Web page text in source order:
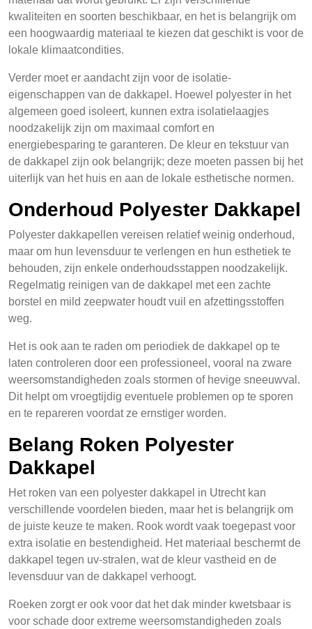
kwaliteiten en soorten beschikbaar, en het is belangrijk om
een hoogwaardig materiaal te kiezen dat geschikt is voor de
lokale klimaatcondities.
Verder moet er aandacht zijn voor de isolatie-
eigenschappen van de dakkapel. Hoewel polyester in het
algemeen goed isoleert, kunnen extra isolatielaagjes
noodzakelijk zijn om maximaal comfort en
energiebesparing te garanteren. De kleur en tekstuur van
de dakkapel zijn ook belangrijk; deze moeten passen bij het
uiterlijk van het huis en aan de lokale esthetische normen.
Onderhoud Polyester Dakkapel
Polyester dakkapellen vereisen relatief weinig onderhoud,
maar om hun levensduur te verlengen en hun esthetiek te
behouden, zijn enkele onderhoudsstappen noodzakelijk.
Regelmatig reinigen van de dakkapel met een zachte
borstel en mild zeepwater houdt vuil en afzettingsstoffen
weg.
Het is ook aan te raden om periodiek de dakkapel op te
laten controleren door een professioneel, vooral na zware
weersomstandigheden zoals stormen of hevige sneeuwval.
Dit helpt om vroegtijdig eventuele problemen op te sporen
en te repareren voordat ze ernstiger worden.
Belang Roken Polyester
Dakkapel
Het roken van een polyester dakkapel in Utrecht kan
verschillende voordelen bieden, maar het is belangrijk om
de juiste keuze te maken. Rook wordt vaak toegepast voor
extra isolatie en bestendigheid. Het materiaal beschermt de
dakkapel tegen uv-stralen, wat de kleur vastheid en de
levensduur van de dakkapel verhoogt.
Roeken zorgt er ook voor dat het dak minder kwetsbaar is
voor schade door extreme weersomstandigheden zoals